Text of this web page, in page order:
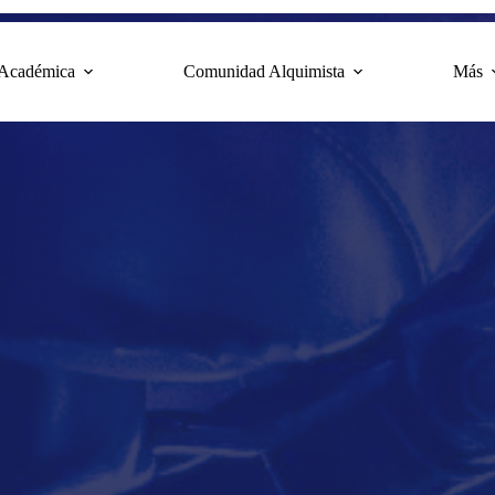
Comunidad Alquimista Más